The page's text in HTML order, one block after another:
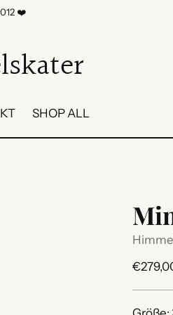
❤️
SHOP ALL